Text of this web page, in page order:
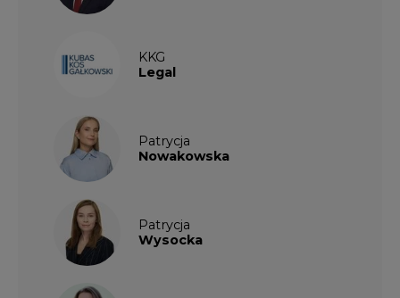
KKG
Legal
Patrycja
Nowakowska
Patrycja
Wysocka